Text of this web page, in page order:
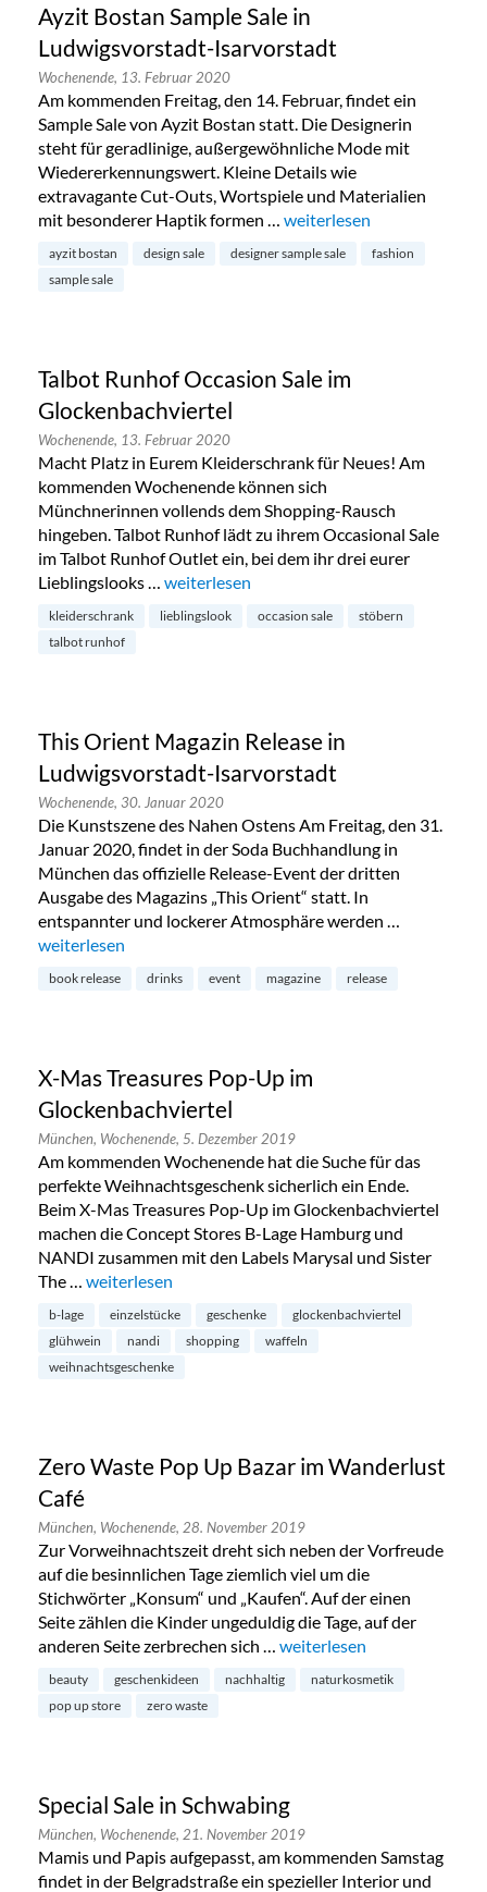
Ayzit Bostan Sample Sale in
Ludwigsvorstadt-Isarvorstadt
Wochenende, 13. Februar 2020
Am kommenden Freitag, den 14. Februar, findet ein
Sample Sale von Ayzit Bostan statt. Die Designerin
steht für geradlinige, außergewöhnliche Mode mit
Wiedererkennungswert. Kleine Details wie
extravagante Cut-Outs, Wortspiele und Materialien
mit besonderer Haptik formen … „Ayzit Bostan Sample
weiterlesen
ayzit bostan design sale designer sample sale
fashion
sample sale
Talbot Runhof Occasion Sale im
Glockenbachviertel
Wochenende, 13. Februar 2020
Macht Platz in Eurem Kleiderschrank für Neues! Am
kommenden Wochenende können sich
Münchnerinnen vollends dem Shopping-Rausch
hingeben. Talbot Runhof lädt zu ihrem Occasional Sale
im Talbot Runhof Outlet ein, bei dem ihr drei eurer
Lieblingslooks … „Talbot Runhof Occasion Sale im
weiterlesen
kleiderschrank lieblingslook occasion sale
stöbern
talbot runhof
This Orient Magazin Release in
Ludwigsvorstadt-Isarvorstadt
Wochenende, 30. Januar 2020
Die Kunstszene des Nahen Ostens Am Freitag, den 31.
Januar 2020, findet in der Soda Buchhandlung in
München das offizielle Release-Event der dritten
Ausgabe des Magazins „This Orient“ statt. In
entspannter und lockerer Atmosphäre werden …
„This Orient Magazin Release in Ludwigsvorstadt-
weiterlesen
book release drinks event magazine release
X-Mas Treasures Pop-Up im
Glockenbachviertel
München, Wochenende, 5. Dezember 2019
Am kommenden Wochenende hat die Suche für das
perfekte Weihnachtsgeschenk sicherlich ein Ende.
Beim X-Mas Treasures Pop-Up im Glockenbachviertel
machen die Concept Stores B-Lage Hamburg und
NANDI zusammen mit den Labels Marysal und Sister
The … „X-Mas Treasures Pop-Up im Glockenbachviertel“
weiterlesen
b-lage einzelstücke geschenke
glockenbachviertel
glühwein
nandi shopping
waffeln
weihnachtsgeschenke
Zero Waste Pop Up Bazar im Wanderlust
Café
München, Wochenende, 28. November 2019
Zur Vorweihnachtszeit dreht sich neben der Vorfreude
auf die besinnlichen Tage ziemlich viel um die
Stichwörter „Konsum“ und „Kaufen“. Auf der einen
Seite zählen die Kinder ungeduldig die Tage, auf der
anderen Seite zerbrechen sich … „Zero Waste Pop Up Bazar
weiterlesen
beauty geschenkideen nachhaltig
naturkosmetik
pop up store
zero waste
Special Sale in Schwabing
München, Wochenende, 21. November 2019
Mamis und Papis aufgepasst, am kommenden Samstag
findet in der Belgradstraße ein spezieller Interior und